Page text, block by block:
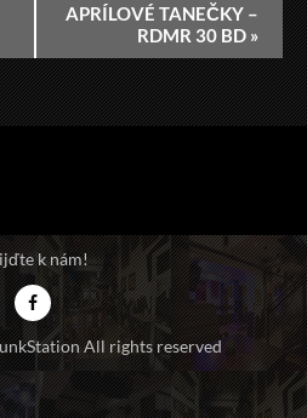
APRÍLOVÉ TANEČKY –
RDMR 30 BD »
k nám!
All rights reserved